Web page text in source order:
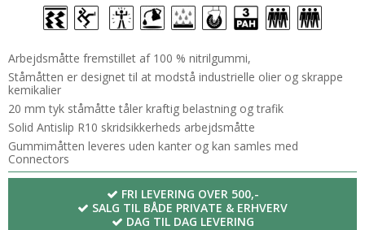
Arbejdsmåtte fremstillet af 100 % nitrilgummi,
Ståmåtten er designet til at modstå industrielle olier og skrappe
kemikalier
20 mm tyk ståmåtte tåler kraftig belastning og trafik
Solid Antislip R10 skridsikkerheds arbejdsmåtte
Gummimåtten leveres uden kanter og kan samles med
Connectors
FRI LEVERING OVER 500,-
SALG TIL BÅDE PRIVATE & ERHVERV
DAG TIL DAG LEVERING